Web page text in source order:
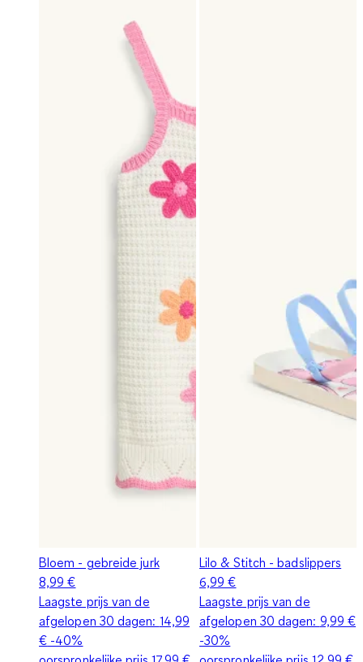
Bloem - gebreide jurk
8,99 €
Laagste prijs van de
afgelopen 30 dagen: 14,99
€ -40%
Lilo & Stitch - badslippers
6,99 €
Laagste prijs van de
afgelopen 30 dagen: 9,99 €
-30%